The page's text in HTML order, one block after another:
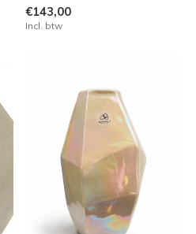
€143,00
Incl. btw